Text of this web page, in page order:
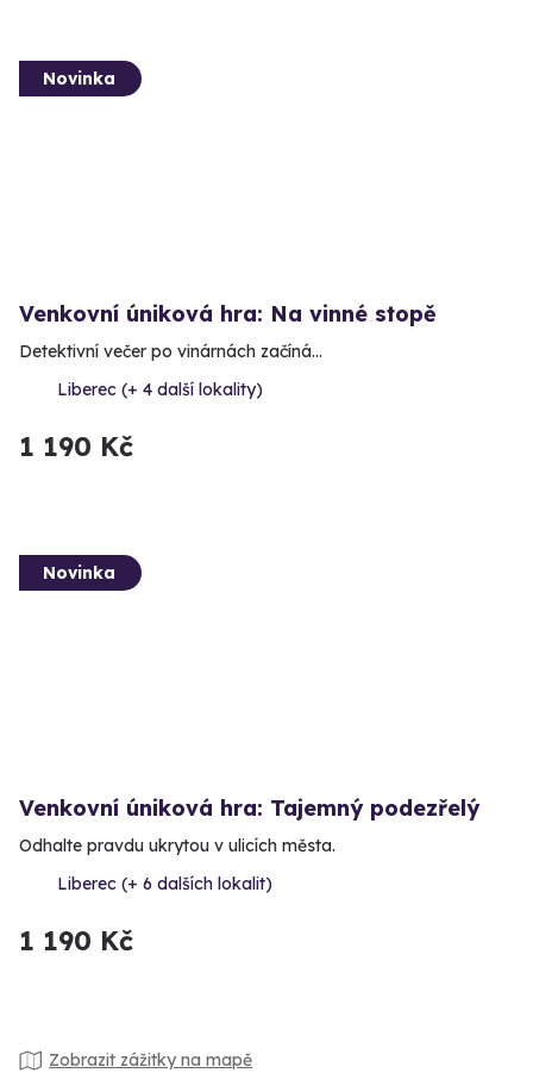
Novinka
Venkovní úniková hra: Na vinné stopě
Detektivní večer po vinárnách začíná…
Liberec (+ 4 další lokality)
1 190 Kč
Novinka
Venkovní úniková hra: Tajemný podezřelý
Odhalte pravdu ukrytou v ulicích města.
Liberec (+ 6 dalších lokalit)
1 190 Kč
Zobrazit zážitky na mapě